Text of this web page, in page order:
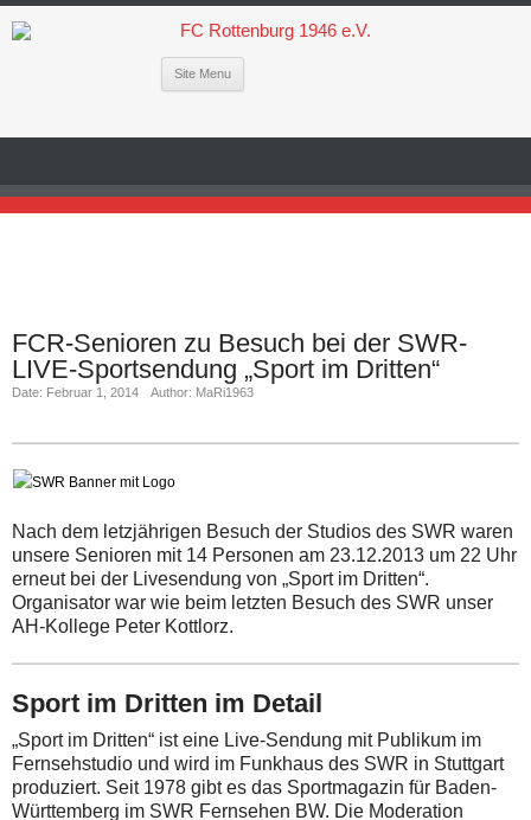
Site Menu
FCR-Senioren zu Besuch bei der SWR-
LIVE-Sportsendung „Sport im Dritten“
Date: Februar 1, 2014 Author: MaRi1963
Nach dem letzjährigen Besuch der Studios des SWR waren
unsere Senioren mit 14 Personen am 23.12.2013 um 22 Uhr
erneut bei der Livesendung von „Sport im Dritten“.
Organisator war wie beim letzten Besuch des SWR unser
AH-Kollege Peter Kottlorz.
Sport im Dritten im Detail
„Sport im Dritten“ ist eine Live-Sendung mit Publikum im
Fernsehstudio und wird im Funkhaus des SWR in Stuttgart
produziert. Seit 1978 gibt es das Sportmagazin für Baden-
Württemberg im SWR Fernsehen BW. Die Moderation